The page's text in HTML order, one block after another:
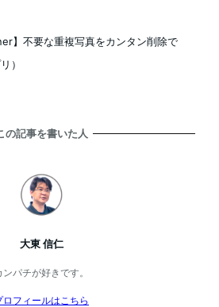
】不要な重複写真をカンタン削除で
）
の記事を書いた人
大東 信仁
ンパチが好きです。
ロフィールはこちら